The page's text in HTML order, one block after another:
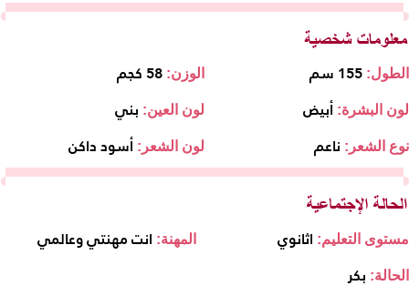
الوزن: 58 كجم الطول: 155 سم
لون العين: بني لون البشرة: أبيض
لون الشعر: أسود داكن نوع الشعر: ناعم
المهنة: انت مهنتي وعالمي مستوى التعليم: اثانوي
الحالة: بكر